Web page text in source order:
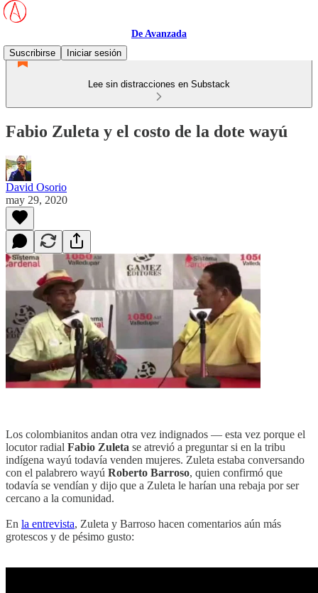
De Avanzada
Suscribirse
Iniciar sesión
Lee sin distracciones en Substack
Fabio Zuleta y el costo de la dote wayú
David Osorio
may 29, 2020
Los colombianitos andan otra vez indignados ⁠— esta vez porque el
locutor radial Fabio Zuleta se atrevió a preguntar si en la tribu
indígena wayú todavía venden mujeres. Zuleta estaba conversando
con el palabrero wayú Roberto Barroso, quien confirmó que
todavía se vendían y dijo que a Zuleta le harían una rebaja por ser
cercano a la comunidad.
En la entrevista, Zuleta y Barroso hacen comentarios aún más
grotescos y de pésimo gusto: